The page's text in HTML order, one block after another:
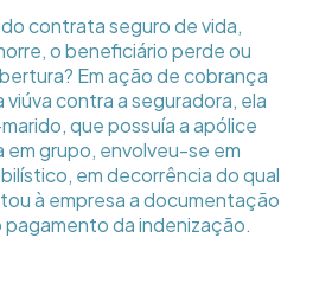
contrata seguro de vida,
o beneficiário perde ou
Em ação de cobrança
contra a seguradora, ela
que possuía a apólice
em grupo, envolveu-se em
em decorrência do qual
à empresa a documentação
pagamento da indenização.